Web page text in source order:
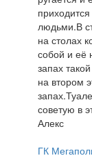
людьми.В
на столах
собой и её
запах
на втором
советую в
Алекс
ГК